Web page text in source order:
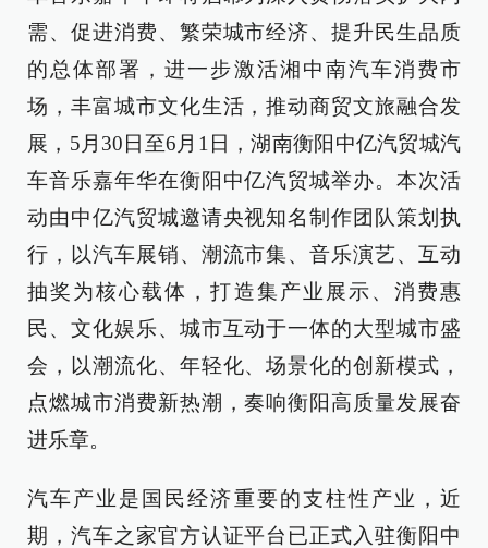
需、促进消费、繁荣城市经济、提升民生品质
的总体部署，进一步激活湘中南汽车消费市
场，丰富城市文化生活，推动商贸文旅融合发
展，5月30日至6月1日，湖南衡阳中亿汽贸城汽
车音乐嘉年华在衡阳中亿汽贸城举办。本次活
动由中亿汽贸城邀请央视知名制作团队策划执
行，以汽车展销、潮流市集、音乐演艺、互动
抽奖为核心载体，打造集产业展示、消费惠
民、文化娱乐、城市互动于一体的大型城市盛
会，以潮流化、年轻化、场景化的创新模式，
点燃城市消费新热潮，奏响衡阳高质量发展奋
进乐章。
汽车产业是国民经济重要的支柱性产业，近
期，汽车之家官方认证平台已正式入驻衡阳中